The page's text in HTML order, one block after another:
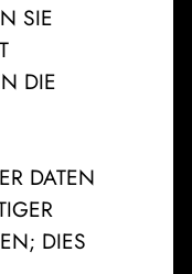
SIE
DIE
DATEN
DIES